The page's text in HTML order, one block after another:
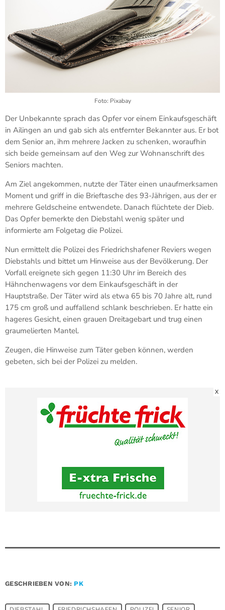
Foto: Pixabay
Der Unbekannte sprach das Opfer vor einem Einkaufsgeschäft
in Ailingen an und gab sich als entfernter Bekannter aus. Er bot
dem Senior an, ihm mehrere Jacken zu schenken, woraufhin
sich beide gemeinsam auf den Weg zur Wohnanschrift des
Seniors machten.
Am Ziel angekommen, nutzte der Täter einen unaufmerksamen
Moment und griff in die Brieftasche des 93-Jährigen, aus der er
mehrere Geldscheine entwendete. Danach flüchtete der Dieb.
Das Opfer bemerkte den Diebstahl wenig später und
informierte am Folgetag die Polizei.
Nun ermittelt die Polizei des Friedrichshafener Reviers wegen
Diebstahls und bittet um Hinweise aus der Bevölkerung. Der
Vorfall ereignete sich gegen 11:30 Uhr im Bereich des
Hähnchenwagens vor dem Einkaufsgeschäft in der
Hauptstraße. Der Täter wird als etwa 65 bis 70 Jahre alt, rund
175 cm groß und auffallend schlank beschrieben. Er hatte ein
hageres Gesicht, einen grauen Dreitagebart und trug einen
graumelierten Mantel.
Zeugen, die Hinweise zum Täter geben können, werden
gebeten, sich bei der Polizei zu melden.
X
GESCHRIEBEN VON: PK